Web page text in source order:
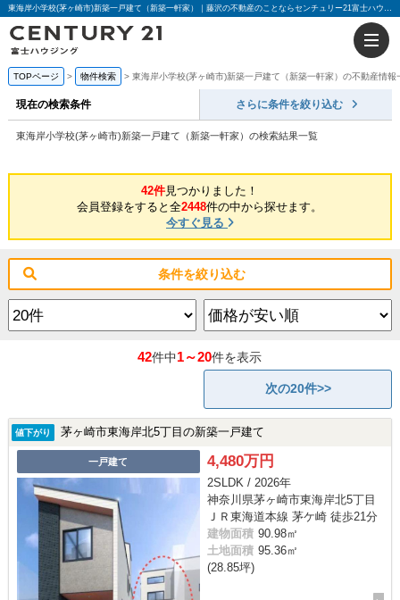
東海岸小学校(茅ヶ崎市)新築一戸建て（新築一軒家）｜藤沢の不動産のことならセンチュリー21富士ハウジング
TOPページ 物件検索 東海岸小学校(茅ヶ崎市)新築一戸建て（新築一軒家）の不動産情報
現在の検索条件 さらに条件を絞り込む
東海岸小学校(茅ヶ崎市)新築一戸建て（新築一軒家）の検索結果一覧
42件見つかりました！
会員登録をすると全2448件の中から探せます。
今すぐ見る
条件を絞り込む
42件中1～20件を表示
次の20件>>
値下がり 茅ヶ崎市東海岸北5丁目の新築一戸建て
一戸建て 4,480万円
2SLDK / 2026年
神奈川県茅ヶ崎市東海岸北5丁目
ＪＲ東海道本線 茅ケ崎 徒歩21分
建物面積 90.98㎡
土地面積 95.36㎡
(28.85坪)